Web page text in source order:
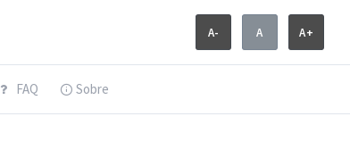
A- A A+
FAQ Sobre